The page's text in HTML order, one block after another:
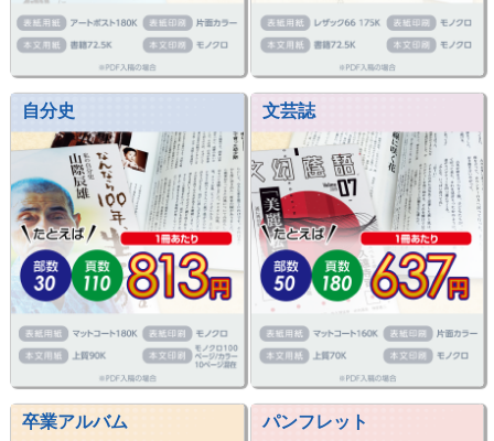
自分史 文芸誌
卒業アルバム パンフレット